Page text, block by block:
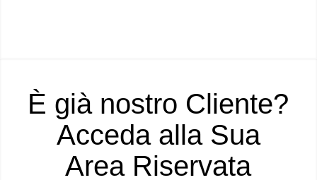
È già nostro Cliente?
Acceda alla Sua
Area Riservata